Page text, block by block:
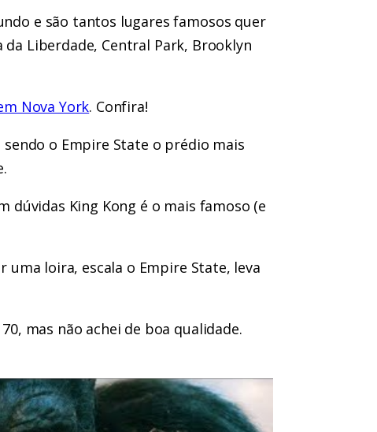
e são tantos lugares famosos quer
Liberdade, Central Park, Brooklyn
Nova York. Confira!
sendo o Empire State o prédio mais
dúvidas King Kong é o mais famoso (e
loira, escala o Empire State, leva
mas não achei de boa qualidade.